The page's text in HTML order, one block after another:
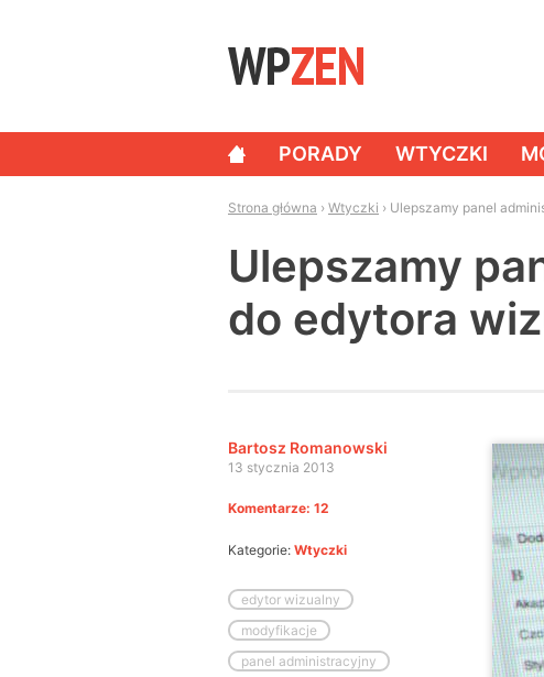
PORADY WTYCZKI
Strona główna › Wtyczki › Ulepszamy panel
Ulepszamy
do edytora
Bartosz Romanowski
13 stycznia 2013
Komentarze: 12
Kategorie: Wtyczki
edytor wizualny
modyfikacje
panel administracyjny